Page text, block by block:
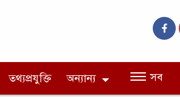
তথ্যপ্রযুক্তি অন্যান্য সব